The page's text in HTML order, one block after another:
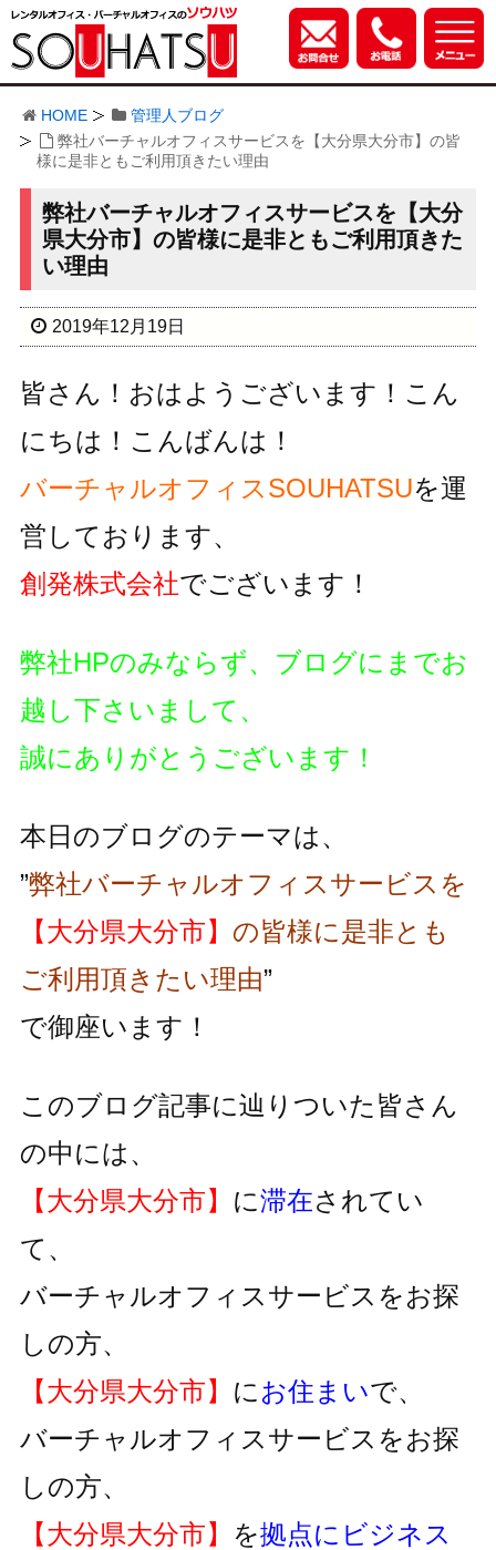
HOME
管理人ブログ
弊社バーチャルオフィスサービスを【大分県大分市】の皆
様に是非ともご利用頂きたい理由
弊社バーチャルオフィスサービスを【大分
県大分市】の皆様に是非ともご利用頂きた
い理由
2019年12月19日
皆さん！おはようございます！こん
にちは！こんばんは！
バーチャルオフィスSOUHATSUを運
営しております、
創発株式会社でございます！
弊社HPのみならず、ブログにまでお
越し下さいまして、
誠にありがとうございます！
本日のブログのテーマは、
”弊社バーチャルオフィスサービスを
【大分県大分市】 の皆様に是非とも
ご利用頂きたい理由”
で御座います！
このブログ記事に辿りついた皆さん
の中には、
【大分県大分市】 に滞在されてい
て、
バーチャルオフィスサービスをお探
しの方、
【大分県大分市】 に お住まいで、
バーチャルオフィスサービスをお探
しの方、
【大分県大分市】 を拠点にビジネス